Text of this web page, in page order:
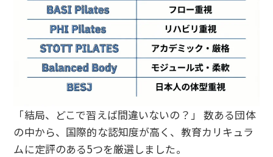
「結局、どこで習えば間違いないの？」 数ある団体
の中から、国際的な認知度が高く、教育カリキュラ
ムに定評のある5つを厳選しました。